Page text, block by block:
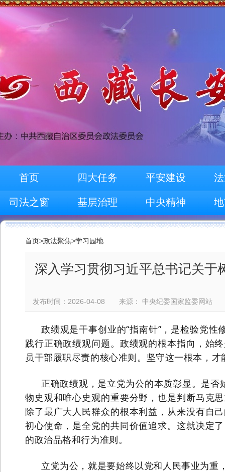
首页 四大任务 平安建设
司法之窗 基层治理 中央精神
首页>政法聚焦>学习园地
深入学习贯彻习近平总书记关
发布时间：2026-04-08 来源： 中央纪委国家监委网
政绩观是干事创业的“指南针”，是检验党
践行正确政绩观问题。政绩观的根本指向，始
员干部履职尽责的核心准则。坚守这一根本，
正确政绩观，是立党为公的本质彰显。是
物史观和唯心史观的重要分野，也是判断马克
除了最广大人民群众的根本利益，从来没有自
初心使命，是全党的共同价值追求。这就决定
的政治品格和行为准则。
立党为公，就是要始终以党和人民事业为